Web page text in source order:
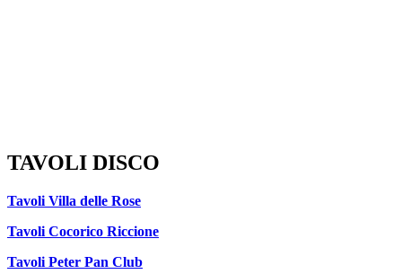
TAVOLI DISCO
Tavoli Villa delle Rose
Tavoli Cocorico Riccione
Tavoli Peter Pan Club